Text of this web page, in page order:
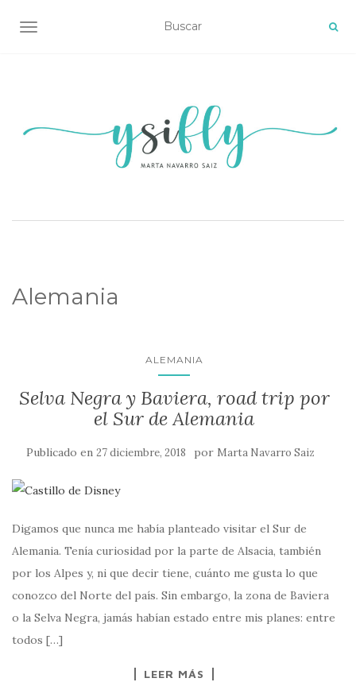
ALTERNAR NAVEGACIÓN
Alemania
ALEMANIA
Selva Negra y Baviera, road trip por
el Sur de Alemania
Publicado en 27 diciembre, 2018 por Marta Navarro Saiz
Digamos que nunca me había planteado visitar el Sur de
Alemania. Tenía curiosidad por la parte de Alsacia, también
por los Alpes y, ni que decir tiene, cuánto me gusta lo que
conozco del Norte del país. Sin embargo, la zona de Baviera
o la Selva Negra, jamás habían estado entre mis planes: entre
todos […]
LEER MÁS